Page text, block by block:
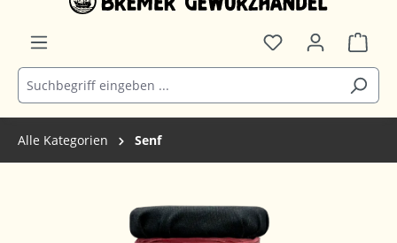
Alle Kategorien Senf